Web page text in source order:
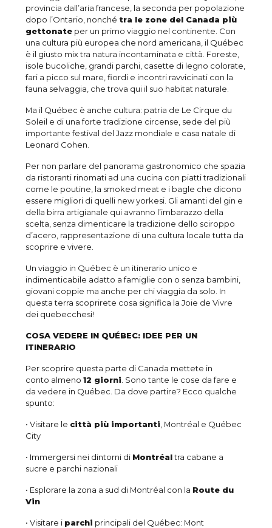
provincia dall’aria francese, la seconda per popolazione
dopo l’Ontario, nonché tra le zone del Canada più
gettonate per un primo viaggio nel continente. Con
una cultura più europea che nord americana, il Québec
è il giusto mix tra natura incontaminata e città. Foreste,
isole bucoliche, grandi parchi, casette di legno colorate,
fari a picco sul mare, fiordi e incontri ravvicinati con la
fauna selvaggia, che trova qui il suo habitat naturale.
Ma il Québec è anche cultura: patria de Le Cirque du
Soleil e di una forte tradizione circense, sede del più
importante festival del Jazz mondiale e casa natale di
Leonard Cohen.
Per non parlare del panorama gastronomico che spazia
da ristoranti rinomati ad una cucina con piatti tradizionali
come le poutine, la smoked meat e i bagle che dicono
essere migliori di quelli new yorkesi. Gli amanti del gin e
della birra artigianale qui avranno l’imbarazzo della
scelta, senza dimenticare la tradizione dello sciroppo
d’acero, rappresentazione di una cultura locale tutta da
scoprire e vivere.
Un viaggio in Québec è un itinerario unico e
indimenticabile adatto a famiglie con o senza bambini,
giovani coppie ma anche per chi viaggia da solo. In
questa terra scoprirete cosa significa la Joie de Vivre
dei quebecchesi!
COSA VEDERE IN QUÉBEC: IDEE PER UN
ITINERARIO
Per scoprire questa parte di Canada mettete in
conto almeno12 giorni . Sono tante le cose da fare e
da vedere in Québec. Da dove partire? Ecco qualche
spunto:
• Visitare le città più importanti , Montréal e Québec
City
• Immergersi nei dintorni di Montréaltra cabane a
sucre e parchi nazionali
• Esplorare la zona a sud di Montréal con la Route du
Vin
• Visitare i parchi principali del Québec: Mont